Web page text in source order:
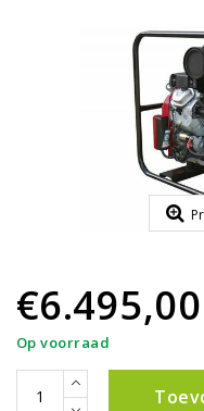
€6.495,00
Op voorraad